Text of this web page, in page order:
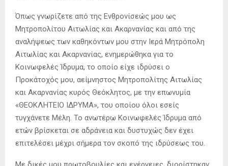
Όπως γνωρίζετε από της Ενθρονίσεώς μου ως
Μητροπολίτου Αιτωλίας και Ακαρνανίας και από της
αναλήψεως των καθηκόντων μου στην Ιερά Μητρόπολη
Αιτωλίας και Ακαρνανίας, ενημερώθηκα για το
Κοινωφελές Ίδρυμα, το οποίο είχε ιδρύσει ο
Προκάτοχός μου, αείμνηστος Μητροπολίτης Αιτωλίας
και Ακαρνανίας κυρός Θεόκλητος, με την επωνυμία
«ΘΕΟΚΛΗΤΕΙΟ ΙΔΡΥΜΑ», του οποίου όλοι εσείς
τυγχάνετε Μέλη. Το ανωτέρω Κοινωφελές Ίδρυμα από
ετών βρίσκεται σε αδράνεια και δυστυχώς δεν έχει
επιτελέσει μέχρι σήμερα τον σκοπό της ιδρύσεως του.